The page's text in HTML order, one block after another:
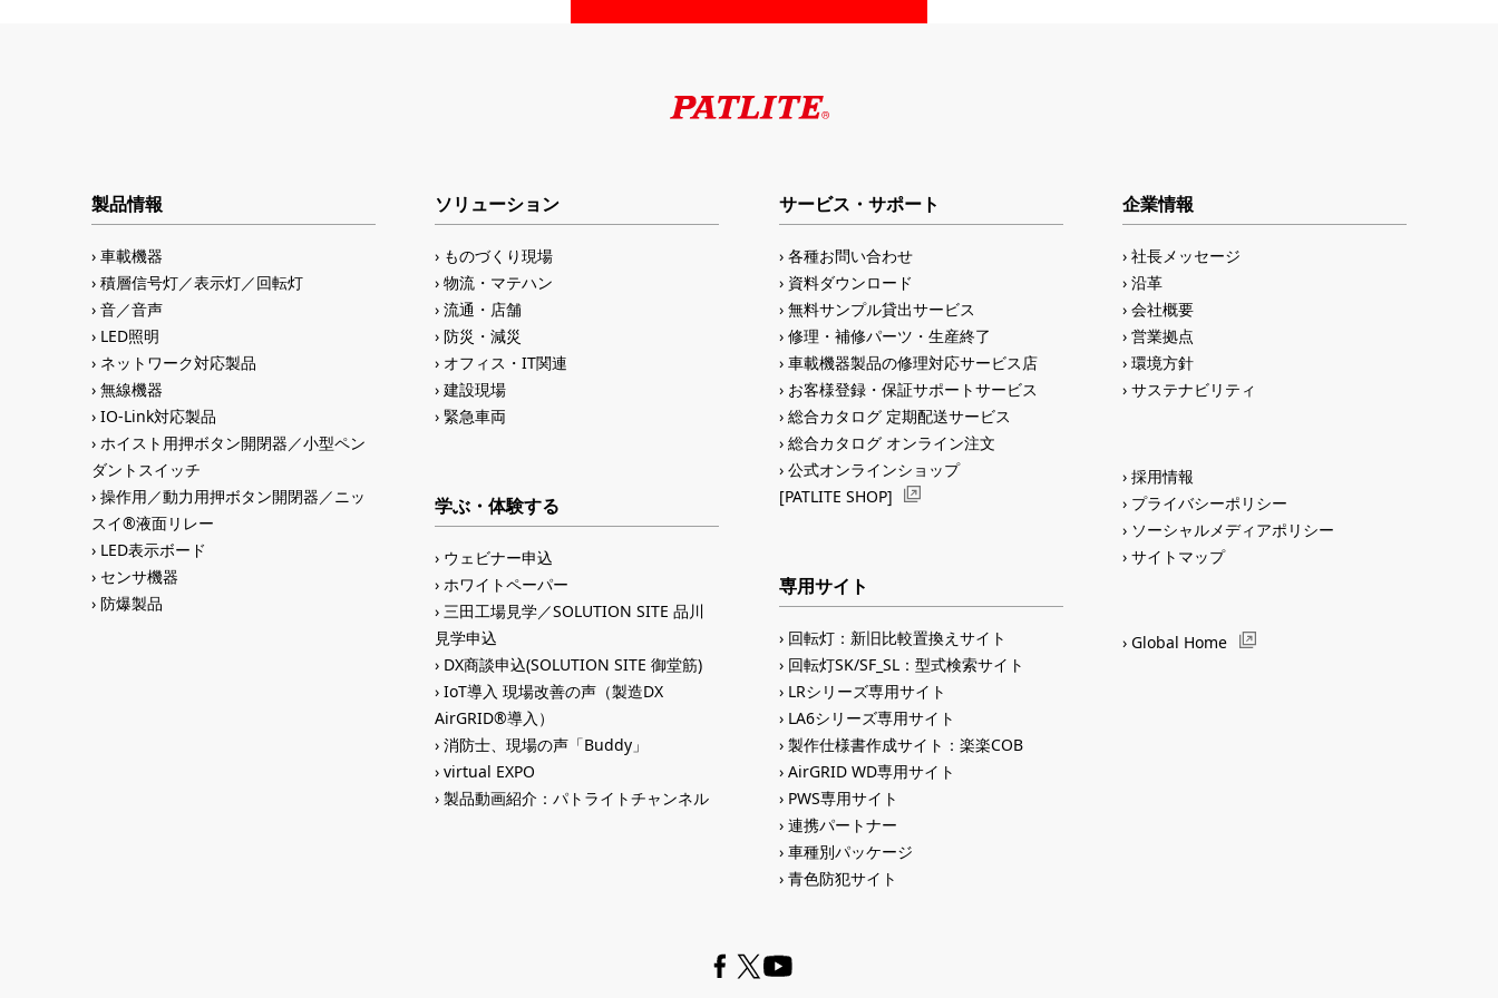
製品情報
車載機器
積層信号灯／表示灯／回転灯
音／音声
LED照明
ネットワーク対応製品
無線機器
IO-Link対応製品
ホイスト用押ボタン開閉器／小型ペン
ダントスイッチ
操作用／動力用押ボタン開閉器／ニッ
スイ®液面リレー
LED表示ボード
センサ機器
防爆製品
ソリューション
ものづくり現場
物流・マテハン
流通・店舗
防災・減災
オフィス・IT関連
建設現場
緊急車両
学ぶ・体験する
ウェビナー申込
ホワイトペーパー
三田工場見学／SOLUTION SITE 品川
見学申込
DX商談申込(SOLUTION SITE 御堂筋)
IoT導入 現場改善の声（製造DX
AirGRID®導入）
消防士、現場の声「Buddy」
virtual EXPO
製品動画紹介：パトライトチャンネル
サービス・サポート
各種お問い合わせ
資料ダウンロード
無料サンプル貸出サービス
修理・補修パーツ・生産終了
車載機器製品の修理対応サービス店
お客様登録・保証サポートサービス
総合カタログ 定期配送サービス
総合カタログ オンライン注文
公式オンラインショップ
[PATLITE SHOP]
専用サイト
回転灯：新旧比較置換えサイト
回転灯SK/SF_SL：型式検索サイト
LRシリーズ専用サイト
LA6シリーズ専用サイト
製作仕様書作成サイト：楽楽COB
AirGRID WD専用サイト
PWS専用サイト
連携パートナー
車種別パッケージ
青色防犯サイト
企業情報
社長メッセージ
沿革
会社概要
営業拠点
環境方針
サステナビリティ
採用情報
プライバシーポリシー
ソーシャルメディアポリシー
サイトマップ
Global Home